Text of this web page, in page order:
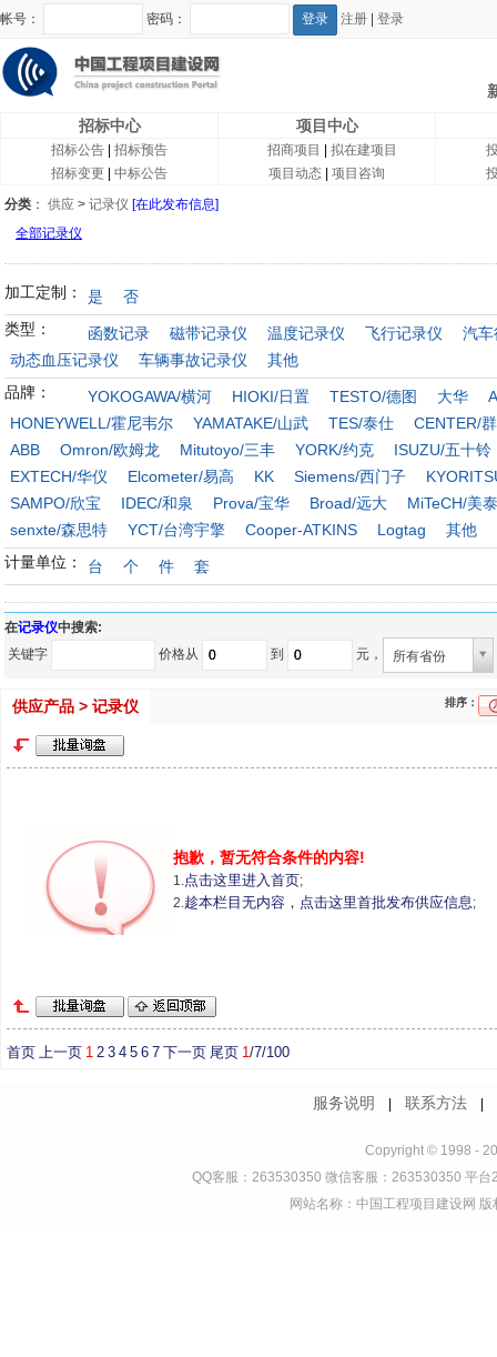
帐号： 密码： 注册 登录
招标中心
项目中心
招标公告
招标预告
招标变更
中标公告
招商项目
拟在建项目
项目动态
项目咨询
分类 ： 供应 > 记录仪 [在此发布信息]
全部记录仪
加工定制： 是
否
类型：
函数记录 磁带记录仪 温度记录仪 飞行记录仪
汽车
动态血压记录仪
车辆事故记录仪
其他
品牌：
YOKOGAWA/横河 HIOKI/日置 TESTO/德图 大华
HONEYWELL/霍尼韦尔
YAMATAKE/山武 TES/泰仕
CENTER/
ABB
Omron/欧姆龙 Mitutoyo/三丰 YORK/约克
ISUZU/五十铃
EXTECH/华仪
Elcometer/易高 KK Siemens/西门子
SAMPO/欣宝
IDEC/和泉 Prova/宝华 Broad/远大
MiTeCH/美泰
senxte/森思特
YCT/台湾宇擎 Cooper-ATKINS Logtag
其他
计量单位：
台 个 件 套
在记录仪中搜索:
关键字
价格从 到 元， 所有省份
供应产品 > 记录仪 排序：
抱歉，暂无符合条件的内容!
1.点击这里进入首页;
2.趁本栏目无内容，点击这里首批发布供应信息;
首页 上一页 1 2 3 4 5 6 7 下一页 尾页 1/7/100
服务说明 联系方法
Copyright © 1998 -
QQ客服：263530350 微信客服：263530350 平
网站名称：中国工程项目建设网